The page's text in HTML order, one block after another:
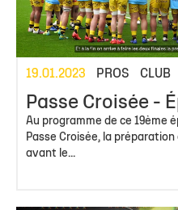
19.01.2023 PROS CLUB
Passe Croisée -
Au programme de ce 19ème
Passe Croisée, la préparation
avant le...